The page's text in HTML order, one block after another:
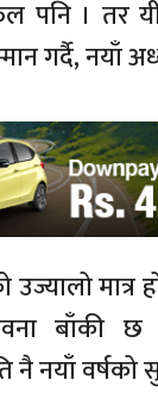
। तर
गर्दै, नयाँ
मात्र
बाँकी छ
नयाँ वर्षको